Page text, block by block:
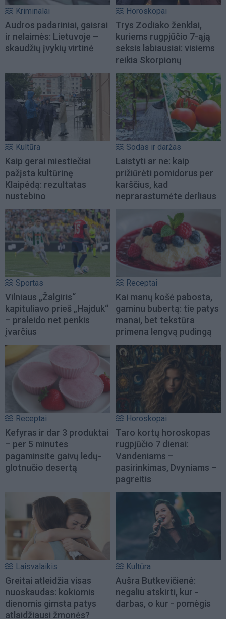
Kriminalai
Audros padariniai, gaisrai
ir nelaimės: Lietuvoje –
skaudžių įvykių virtinė
Horoskopai
Trys Zodiako ženklai,
kuriems rugpjūčio 7-ąją
seksis labiausiai: visiems
reikia Skorpionų
Kultūra
Kaip gerai miestiečiai
pažįsta kultūrinę
Klaipėdą: rezultatas
nustebino
Sodas ir daržas
Laistyti ar ne: kaip
prižiūrėti pomidorus per
karščius, kad
neprarastumėte derliaus
Sportas
Vilniaus „Žalgiris“
kapituliavo prieš „Hajduk“
– praleido net penkis
įvarčius
Receptai
Kai manų košė pabosta,
gaminu bubertą: tie patys
manai, bet tekstūra
primena lengvą pudingą
Receptai
Kefyras ir dar 3 produktai
– per 5 minutes
pagaminsite gaivų ledų-
glotnučio desertą
Horoskopai
Taro kortų horoskopas
rugpjūčio 7 dienai:
Vandeniams –
pasirinkimas, Dvyniams –
pagreitis
Laisvalaikis
Greitai atleidžia visas
nuoskaudas: kokiomis
dienomis gimsta patys
atlaidžiausi žmonės?
Kultūra
Aušra Butkevičienė:
negaliu atskirti, kur -
darbas, o kur - pomėgis